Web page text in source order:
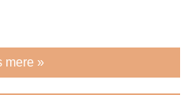
mere »